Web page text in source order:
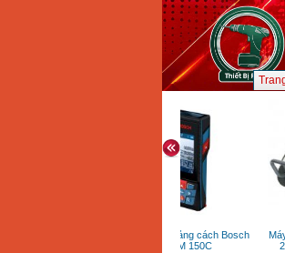
Máy đo khoảng cách Bosch
GLM 150C
Máy